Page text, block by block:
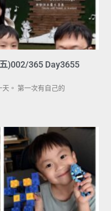
)002/365 Day3655
。 第一次有自己的